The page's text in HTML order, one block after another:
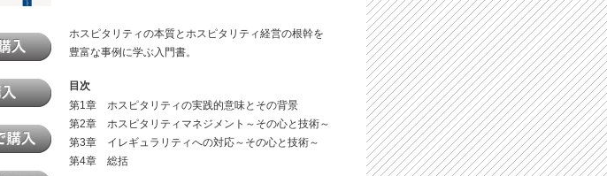
ホスピタリティの本質とホスピタリティ経営の根幹を
豊富な事例に学ぶ入門書。
目次
第1章 ホスピタリティの実践的意味とその背景
第2章 ホスピタリティマネジメント～その心と技術～
第3章 イレギュラリティへの対応～その心と技術～
第4章 総括